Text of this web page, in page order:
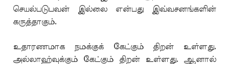
செயல்படுபவன் இல்லை என்பது இவ்வசனங்களின்
கருத்தாகும்.
உதாரணமாக நமக்குக் கேட்கும் திறன் உள்ளது.
அல்லாஹ்வுக்கும் கேட்கும் திறன் உள்ளது. ஆனால்